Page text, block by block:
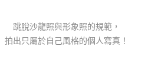
跳脫沙龍照與形象照的規範，
拍出只屬於自己風格的個人寫真！